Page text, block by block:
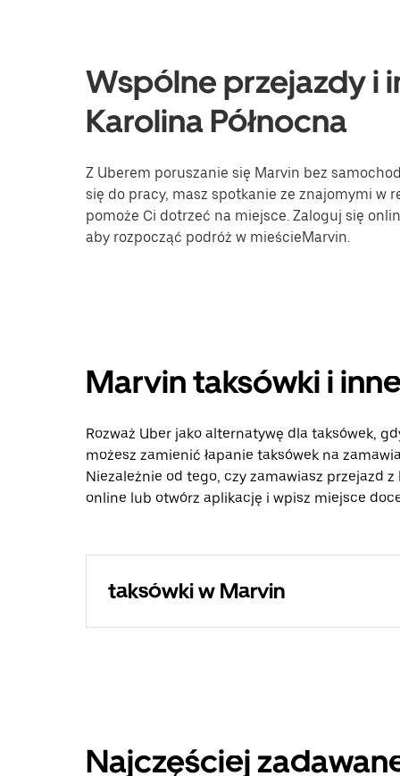
Wspólne przejazdy i
Karolina Północna
Z Uberem poruszanie się Marvin bez
się do pracy, masz spotkanie ze znajomymi w
pomoże Ci dotrzeć na miejsce. Zaloguj się
aby rozpocząć podróż w mieścieMarvin.
Marvin taksówki i
Rozważ Uber jako alternatywę dla taksówek,
możesz zamienić łapanie taksówek na
Niezależnie od tego, czy zamawiasz przejazd
online lub otwórz aplikację i wpisz miejsce
taksówki w Marvin
Najczęściej